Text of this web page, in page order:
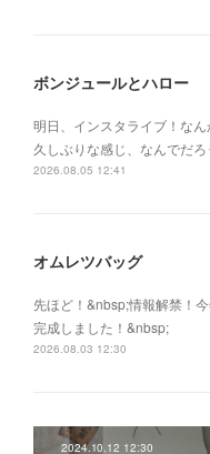
ボンジュールとハロー
明日、インスタライブ！な
久しぶりな感じ、なんでだ
2026.08.05 12:41
オムレツバッグ
先ほど！&nbsp;情報解禁！
完成しました！&nbsp;
2026.08.03 12:30
2024.10.12 12:30